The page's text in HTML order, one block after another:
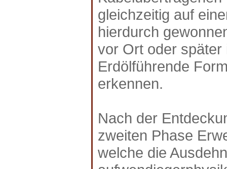
gleichzeitig auf
hierdurch
vor Ort oder
Erdölführende
erkennen.
Nach der
zweiten Phase
welche die